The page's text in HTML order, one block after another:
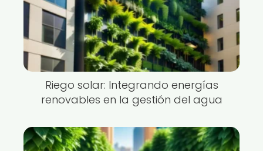
Riego solar: Integrando energías
renovables en la gestión del agua